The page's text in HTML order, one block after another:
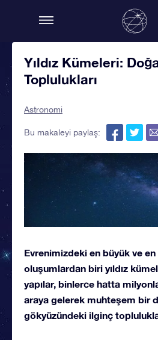
Yıldız Kümeleri:
Toplulukları
Astronomi
Bu makaleyi paylaş:
Evrenimizdeki en büyük ve
oluşumlardan biri yıldız
yapılar, binlerce hatta
araya gelerek muhteşem bir
gökyüzündeki ilginç